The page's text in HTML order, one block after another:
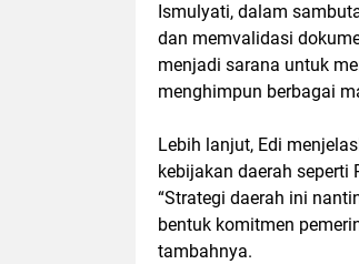
Ismulyati, dalam
dan memvalidasi
menjadi sarana untuk
menghimpun berbagai
Lebih lanjut, Edi
kebijakan daerah seperti
“Strategi daerah ini
bentuk komitmen
tambahnya.